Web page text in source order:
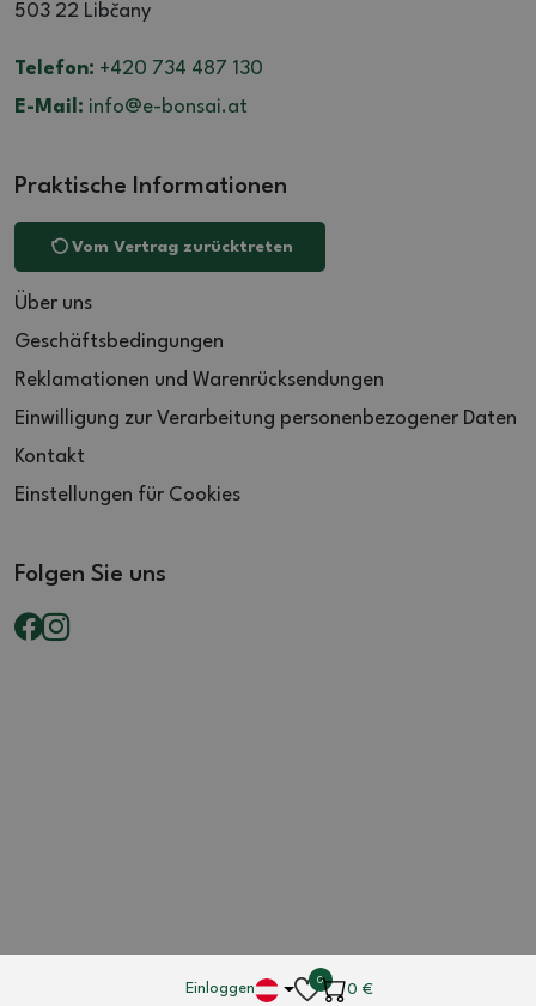
Einloggen
0
0 €
503 22 Libčany
Telefon: +420 734 487 130
E-Mail: info@e-bonsai.at
Praktische Informationen
Vom Vertrag zurücktreten
Über uns
Geschäftsbedingungen
Reklamationen und Warenrücksendungen
Einwilligung zur Verarbeitung personenbezogener Daten
Kontakt
Einstellungen für Cookies
Folgen Sie uns